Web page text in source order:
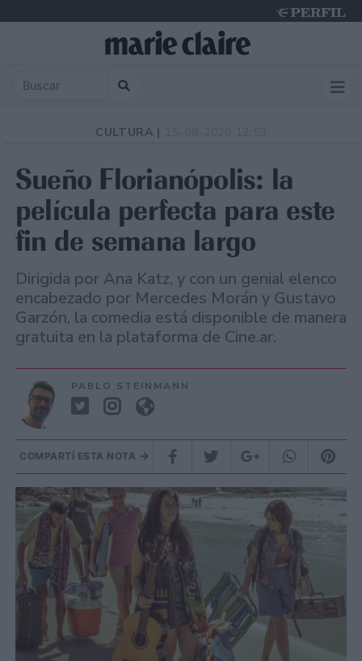
CULTURA |
Sueño Florianópolis: la
película perfecta para este
fin de semana largo
Dirigida por Ana Katz, y con un genial elenco
encabezado por Mercedes Morán y Gustavo
Garzón, la comedia está disponible de manera
gratuita en la plataforma de Cine.ar.
PABLO STEINMANN
COMPARTÍ ESTA NOTA